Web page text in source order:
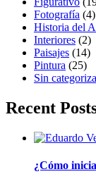
Fotografía (4)
Historia del
Interiores (2)
Paisajes (14)
Pintura (25)
Sin
Recent
¿Cómo